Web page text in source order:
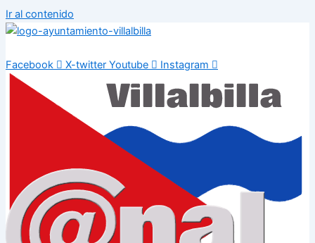
Ir al contenido
Facebook X-twitter Youtube Instagram